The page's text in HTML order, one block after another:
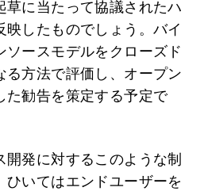
草に当たって協議されたハ
映したものでしょう。バイ
ソースモデルをクローズド
る方法で評価し、オープン
た勧告を策定する予定で
発に対するこのような制
ひいてはエンドユーザーを